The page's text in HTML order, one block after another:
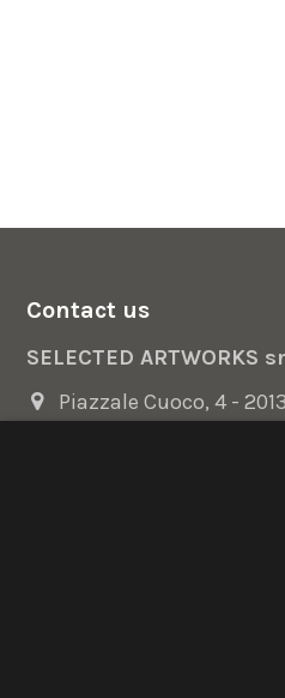
Contact us
SELECTED ARTWORKS
Piazzale Cuoco, 4 -